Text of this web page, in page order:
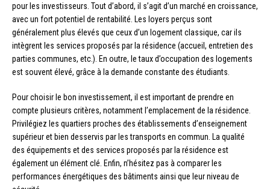
pour les investisseurs. Tout d’abord, il s’agit d’un marché en croissance,
avec un fort potentiel de rentabilité. Les loyers perçus sont
généralement plus élevés que ceux d’un logement classique, car ils
intègrent les services proposés par la résidence (accueil, entretien des
parties communes, etc.). En outre, le taux d’occupation des logements
est souvent élevé, grâce à la demande constante des étudiants.
Pour choisir le bon investissement, il est important de prendre en
compte plusieurs critères, notamment l’emplacement de la résidence.
Privilégiez les quartiers proches des établissements d’enseignement
supérieur et bien desservis par les transports en commun. La qualité
des équipements et des services proposés par la résidence est
également un élément clé. Enfin, n’hésitez pas à comparer les
performances énergétiques des bâtiments ainsi que leur niveau de